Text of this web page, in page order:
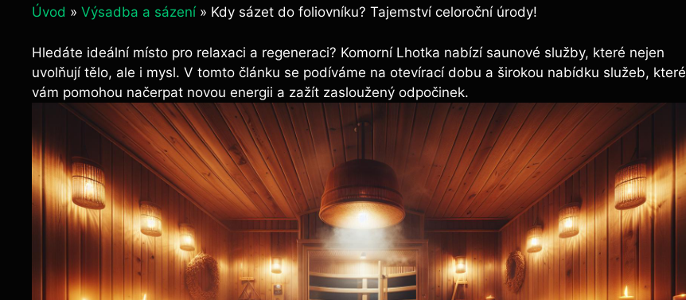
Úvod » Výsadba a sázení » Kdy sázet do foliovníku? Tajemství celoroční úrody!
Hledáte ideální místo pro relaxaci a regeneraci? Komorní Lhotka nabízí saunové služby, které nejen
uvolňují tělo, ale i mysl. V tomto článku se podíváme na otevírací dobu a širokou nabídku služeb, které
vám pomohou načerpat novou energii a zažít zasloužený odpočinek.